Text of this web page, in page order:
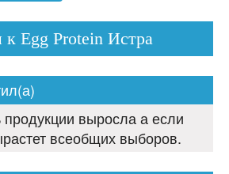
Egg Protein Истра
продукции выросла а если
всеобщих выборов.